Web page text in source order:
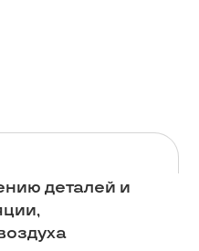
деталей и